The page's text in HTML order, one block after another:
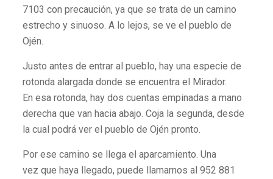
7103 con precaución, ya que se trata de un camino
estrecho y sinuoso. A lo lejos, se ve el pueblo de
Ojén.
Justo antes de entrar al pueblo, hay una especie de
rotonda alargada donde se encuentra el Mirador.
En esa rotonda, hay dos cuentas empinadas a mano
derecha que van hacia abajo. Coja la segunda, desde
la cual podrá ver el pueblo de Ojén pronto.
Por ese camino se llega el aparcamiento. Una
vez que haya llegado, puede llamarnos al 952 881